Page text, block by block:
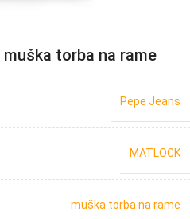
muška torba na rame
Pepe Jeans
MATLOCK
muška torba na rame